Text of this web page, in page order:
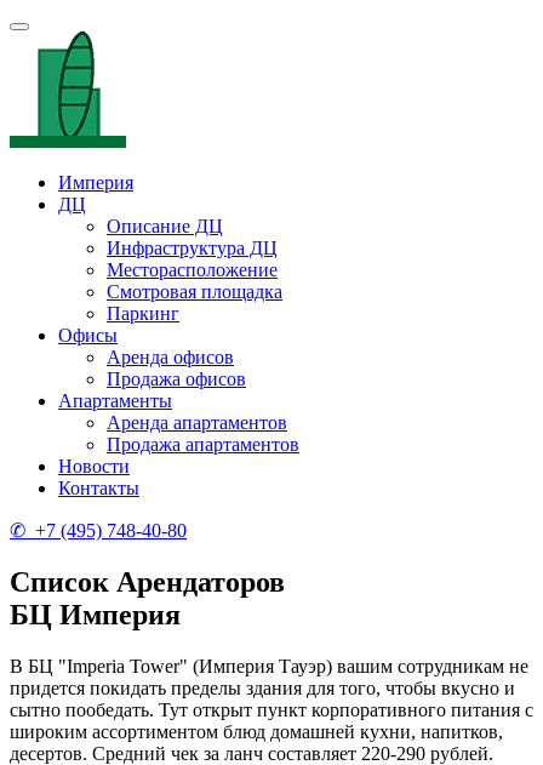
Империя
ДЦ
Описание ДЦ
Инфраструктура ДЦ
Месторасположение
Смотровая площадка
Паркинг
Офисы
Аренда офисов
Продажа офисов
Апартаменты
Аренда апартаментов
Продажа апартаментов
Новости
Контакты
✆ +7 (495) 748-40-80
Список Арендаторов
БЦ Империя
В БЦ "Imperia Tower" (Империя Тауэр) вашим сотрудникам не
придется покидать пределы здания для того, чтобы вкусно и
сытно пообедать. Тут открыт пункт корпоративного питания с
широким ассортиментом блюд домашней кухни, напитков,
десертов. Средний чек за ланч составляет 220-290 рублей.